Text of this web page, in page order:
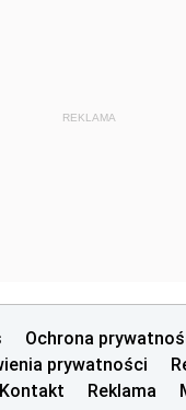
REKLAMA
Ochrona
prywatności
Kontakt Reklama